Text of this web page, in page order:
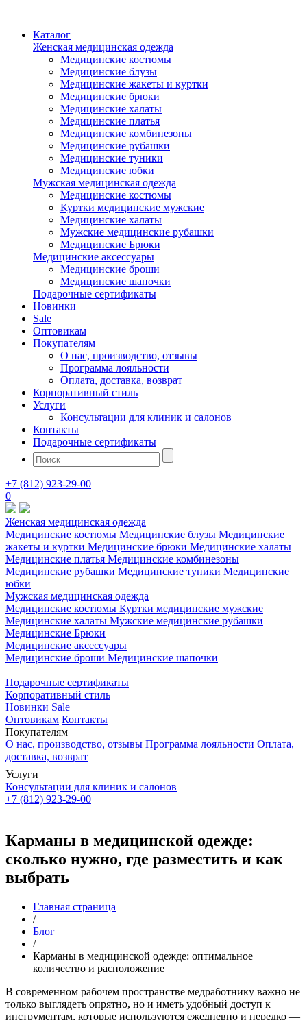
Каталог
Женская медицинская одежда
Медицинские костюмы
Медицинские блузы
Медицинские жакеты и куртки
Медицинские брюки
Медицинские халаты
Медицинские платья
Медицинские комбинезоны
Медицинские рубашки
Медицинские туники
Медицинские юбки
Мужская медицинская одежда
Медицинские костюмы
Куртки медицинские мужские
Медицинские халаты
Мужские медицинские рубашки
Медицинские Брюки
Медицинские аксессуары
Медицинские броши
Медицинские шапочки
Подарочные сертификаты
Новинки
Sale
Оптовикам
Покупателям
О нас, производство, отзывы
Программа лояльности
Оплата, доставка, возврат
Корпоративный стиль
Услуги
Консультации для клиник и салонов
Контакты
Подарочные сертификаты
+7 (812) 923-29-00
0
Женская медицинская одежда
Медицинские костюмы Медицинские блузы Медицинские
жакеты и куртки Медицинские брюки Медицинские халаты
Медицинские платья Медицинские комбинезоны
Медицинские рубашки Медицинские туники Медицинские
юбки
Мужская медицинская одежда
Медицинские костюмы Куртки медицинские мужские
Медицинские халаты Мужские медицинские рубашки
Медицинские Брюки
Медицинские аксессуары
Медицинские броши Медицинские шапочки
Подарочные сертификаты
Корпоративный стиль
Новинки Sale
Оптовикам Контакты
Покупателям
О нас, производство, отзывы Программа лояльности Оплата,
доставка, возврат
Услуги
Консультации для клиник и салонов
+7 (812) 923-29-00
Карманы в медицинской одежде:
сколько нужно, где разместить и как
выбрать
Главная страница
/
Блог
/
Карманы в медицинской одежде: оптимальное
количество и расположение
В современном рабочем пространстве медработнику важно не
только выглядеть опрятно, но и иметь удобный доступ к
инструментам, которые используются ежедневно и нередко —